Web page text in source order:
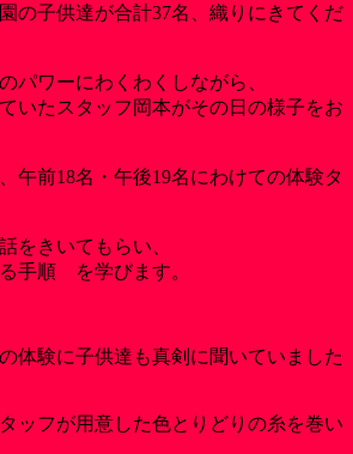
の子供達が合計37名、織りにきてくだ
パワーにわくわくしながら、
いたスタッフ岡本がその日の様子をお
午前18名・午後19名にわけての体験タ
をきいてもらい、
手順 を学びます。
体験に子供達も真剣に聞いていました
ッフが用意した色とりどりの糸を巻い